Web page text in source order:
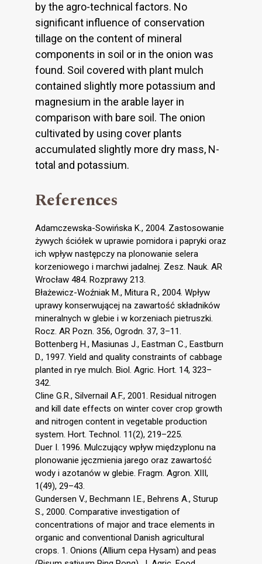
by the agro-technical factors. No
significant influence of conservation
tillage on the content of mineral
components in soil or in the onion was
found. Soil covered with plant mulch
contained slightly more potassium and
magnesium in the arable layer in
comparison with bare soil. The onion
cultivated by using cover plants
accumulated slightly more dry mass, N-
total and potassium.
References
Adamczewska-Sowińska K., 2004. Zastosowanie
żywych ściółek w uprawie pomidora i papryki oraz
ich wpływ następczy na plonowanie selera
korzeniowego i marchwi jadalnej. Zesz. Nauk. AR
Wrocław 484. Rozprawy 213.
Błażewicz-Woźniak M., Mitura R., 2004. Wpływ
uprawy konserwującej na zawartość składników
mineralnych w glebie i w korzeniach pietruszki.
Rocz. AR Pozn. 356, Ogrodn. 37, 3–11.
Bottenberg H., Masiunas J., Eastman C., Eastburn
D., 1997. Yield and quality constraints of cabbage
planted in rye mulch. Biol. Agric. Hort. 14, 323–
342.
Cline G.R., Silvernail A.F., 2001. Residual nitrogen
and kill date effects on winter cover crop growth
and nitrogen content in vegetable production
system. Hort. Technol. 11(2), 219–225.
Duer I. 1996. Mulczujący wpływ międzyplonu na
plonowanie jęczmienia jarego oraz zawartość
wody i azotanów w glebie. Fragm. Agron. XIII,
1(49), 29–43.
Gundersen V., Bechmann I.E., Behrens A., Sturup
S., 2000. Comparative investigation of
concentrations of major and trace elements in
organic and conventional Danish agricultural
crops. 1. Onions (Allium cepa Hysam) and peas